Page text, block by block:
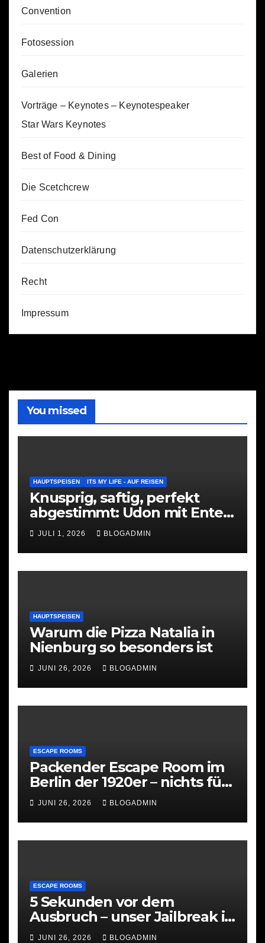
Convention
Fotosession
Galerien
Vorträge – Keynotes – Keynotespeaker
Star Wars Keynotes
Best of Food & Dining
Die Scetchcrew
Fed Con
Datenschutzerklärung
Recht
Impressum
You missed
HAUPTSPEISEN ITS MY LIFE - AUF REISEN
Knusprig, saftig, perfekt
abgestimmt: Udon mit Ente
am Potsdamer Platz
JULI 1, 2026 BLOGADMIN
HAUPTSPEISEN
Warum die Pizza Natalia in
Nienburg so besonders ist
JUNI 26, 2026 BLOGADMIN
ESCAPE ROOMS
Packender Escape Room im
Berlin der 1920er – nichts für
schwache Nerven
JUNI 26, 2026 BLOGADMIN
ESCAPE ROOMS
5 Sekunden vor dem
Ausbruch – unser Jailbreak in
Hamburg
JUNI 26, 2026 BLOGADMIN